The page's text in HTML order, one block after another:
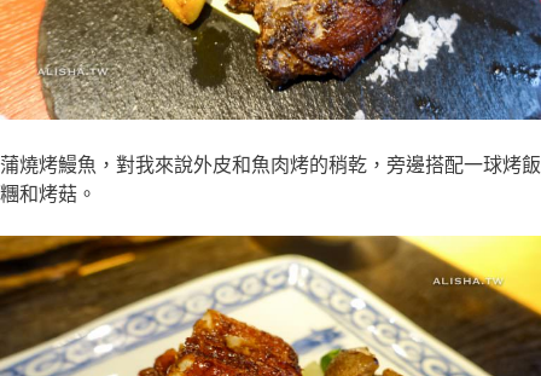
蒲燒烤鰻魚，對我來說外皮和魚肉烤的稍乾，旁邊搭配一球烤飯
糰和烤菇。